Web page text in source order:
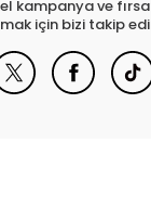
kampanya ve
için bizi takip